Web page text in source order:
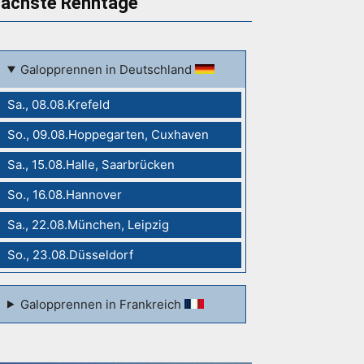
Galopprennen in Deutschland
Sa., 08.08.Krefeld
So., 09.08.Hoppegarten, Cuxhaven
Sa., 15.08.Halle, Saarbrücken
So., 16.08.Hannover
Sa., 22.08.München, Leipzig
So., 23.08.Düsseldorf
Galopprennen in Frankreich